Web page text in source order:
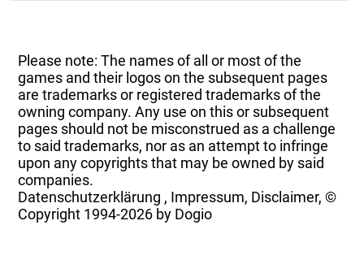
Please note: The names of all or most of the
games and their logos on the subsequent pages
are trademarks or registered trademarks of the
owning company. Any use on this or subsequent
pages should not be misconstrued as a challenge
to said trademarks, nor as an attempt to infringe
upon any copyrights that may be owned by said
companies.
Datenschutzerklärung , Impressum, Disclaimer, ©
Copyright 1994-2026 by Dogio